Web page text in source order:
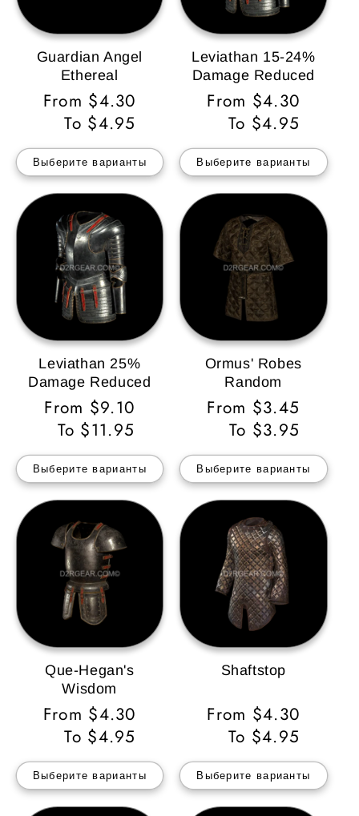
Guardian Angel
Ethereal
Обычная
цена
From $4.30
To $4.95
Выберите варианты
Leviathan 15-24%
Damage Reduced
Обычная
цена
From $4.30
To $4.95
Выберите варианты
Leviathan 25%
Damage Reduced
Обычная
цена
From $9.10
To $11.95
Выберите варианты
Ormus' Robes
Random
Обычная
цена
From $3.45
To $3.95
Выберите варианты
Que-Hegan's
Wisdom
Обычная
цена
From $4.30
To $4.95
Выберите варианты
Shaftstop
Обычная
цена
From $4.30
To $4.95
Выберите варианты